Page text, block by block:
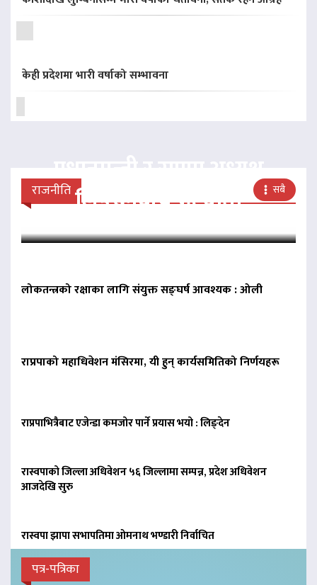
केही प्रदेशमा भारी वर्षाको सम्भावना
राजनीति सबै
प्रधानमन्त्री र राप्रपा अध्यक्ष
लिङदेनबीच भेटवार्ता
लोकतन्त्रको रक्षाका लागि संयुक्त सङ्घर्ष आवश्यक : ओली
राप्रपाको महाधिवेशन मंसिरमा, यी हुन् कार्यसमितिको निर्णयहरू
राप्रपाभित्रैबाट एजेन्डा कमजोर पार्ने प्रयास भयो : लिङ्देन
रास्वपाको जिल्ला अधिवेशन ५६ जिल्लामा सम्पन्न, प्रदेश अधिवेशन
आजदेखि सुरु
रास्वपा झापा सभापतिमा ओमनाथ भण्डारी निर्वाचित
पत्र-पत्रिका